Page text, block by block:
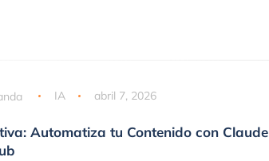
IA abril 7, 2026
Automatiza tu Contenido con Claude